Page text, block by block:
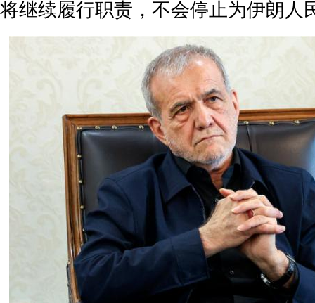
将继续履行职责，不会停止为伊朗人